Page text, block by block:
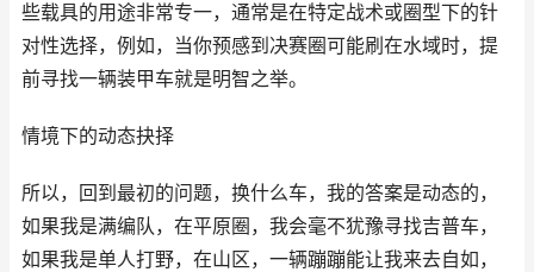
些载具的用途非常专一，通常是在特定战术或圈型下的针
对性选择，例如，当你预感到决赛圈可能刷在水域时，提
前寻找一辆装甲车就是明智之举。
情境下的动态抉择
所以，回到最初的问题，换什么车，我的答案是动态的，
如果我是满编队，在平原圈，我会毫不犹豫寻找吉普车，
如果我是单人打野，在山区，一辆蹦蹦能让我来去自如，